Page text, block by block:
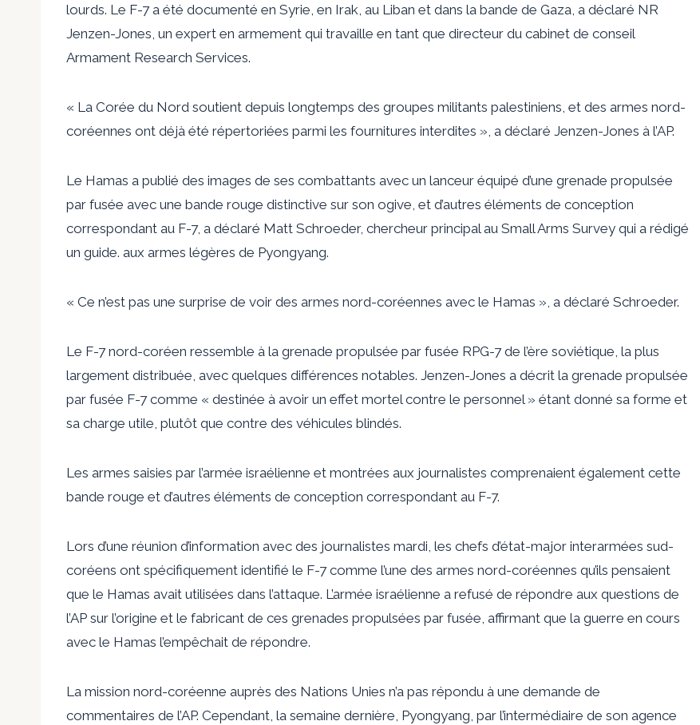
lourds. Le F-7 a été documenté en Syrie, en Irak, au Liban et dans la bande de Gaza, a déclaré NR
Jenzen-Jones, un expert en armement qui travaille en tant que directeur du cabinet de conseil
Armament Research Services.
« La Corée du Nord soutient depuis longtemps des groupes militants palestiniens, et des armes nord-
coréennes ont déjà été répertoriées parmi les fournitures interdites », a déclaré Jenzen-Jones à l’AP.
Le Hamas a publié des images de ses combattants avec un lanceur équipé d’une grenade propulsée
par fusée avec une bande rouge distinctive sur son ogive, et d’autres éléments de conception
correspondant au F-7, a déclaré Matt Schroeder, chercheur principal au Small Arms Survey qui a rédigé
un guide. aux armes légères de Pyongyang.
« Ce n’est pas une surprise de voir des armes nord-coréennes avec le Hamas », a déclaré Schroeder.
Le F-7 nord-coréen ressemble à la grenade propulsée par fusée RPG-7 de l’ère soviétique, la plus
largement distribuée, avec quelques différences notables. Jenzen-Jones a décrit la grenade propulsée
par fusée F-7 comme « destinée à avoir un effet mortel contre le personnel » étant donné sa forme et
sa charge utile, plutôt que contre des véhicules blindés.
Les armes saisies par l’armée israélienne et montrées aux journalistes comprenaient également cette
bande rouge et d’autres éléments de conception correspondant au F-7.
Lors d’une réunion d’information avec des journalistes mardi, les chefs d’état-major interarmées sud-
coréens ont spécifiquement identifié le F-7 comme l’une des armes nord-coréennes qu’ils pensaient
que le Hamas avait utilisées dans l’attaque. L’armée israélienne a refusé de répondre aux questions de
l’AP sur l’origine et le fabricant de ces grenades propulsées par fusée, affirmant que la guerre en cours
avec le Hamas l’empêchait de répondre.
La mission nord-coréenne auprès des Nations Unies n’a pas répondu à une demande de
commentaires de l’AP. Cependant, la semaine dernière, Pyongyang, par l’intermédiaire de son agence